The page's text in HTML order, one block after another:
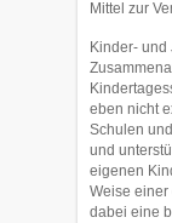
Mittel zur
Kinder-
eben nicht
Schulen
und
eigenen
Weise
dabei eine